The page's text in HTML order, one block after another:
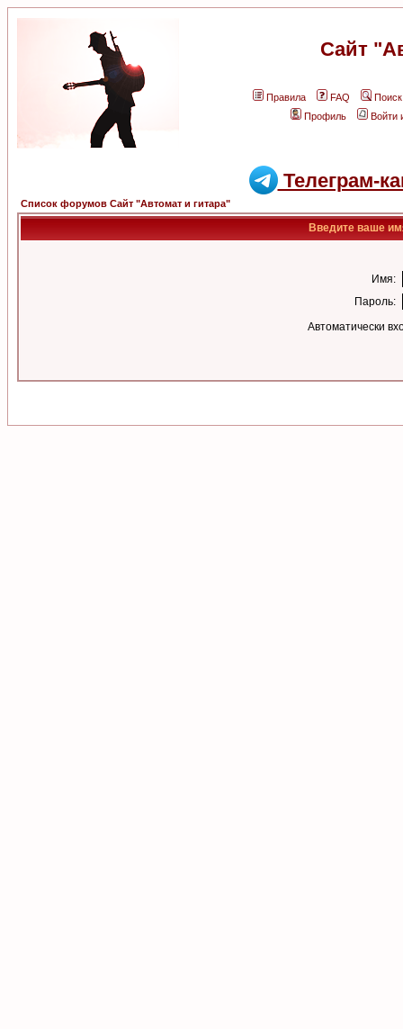
Сайт
Правила FAQ
Поиск
Профиль
Войти
Телеграм-
Список форумов Сайт "Автомат и гитара"
Введите ваше
Имя:
Пароль:
Автоматически